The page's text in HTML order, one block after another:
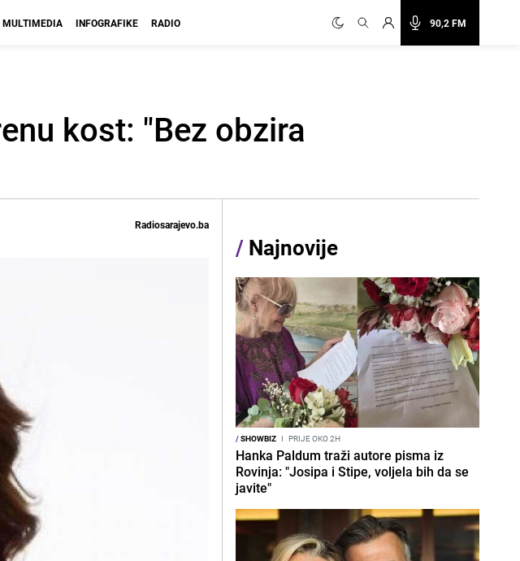
90,2 FM
MULTIMEDIA INFOGRAFIKE RADIO
kost: "Bez obzira
Radiosarajevo.ba
/ Najnovije
/SHOWBIZ I PRIJE OKO 2H
Hanka Paldum traži autore pisma iz
Rovinja: "Josipa i Stipe, voljela bih da se
javite"